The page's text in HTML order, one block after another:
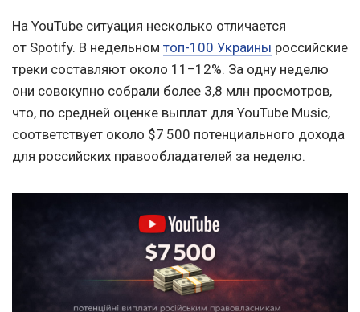
На YouTube ситуация несколько отличается
от Spotify. В недельном топ-100 Украины российские
треки составляют около 11−12%. За одну неделю
они совокупно собрали более 3,8 млн просмотров,
что, по средней оценке выплат для YouTube Music,
соответствует около $7 500 потенциального дохода
для российских правообладателей за неделю.